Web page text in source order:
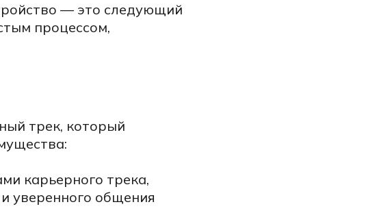
— это следующий
процессом,
трек, который
карьерного трека,
уверенного общения